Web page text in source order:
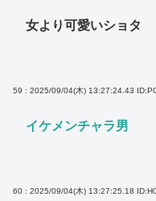
女より可愛いショタ
59 : 2025/09/04(木) 13:27:24.43
イケメンチャラ男
60 : 2025/09/04(木) 13:27:25.18